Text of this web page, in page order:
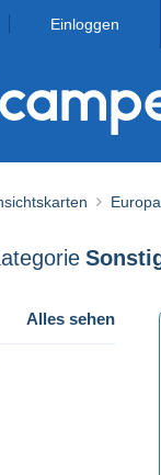
Einloggen
Europa
Alles sehen